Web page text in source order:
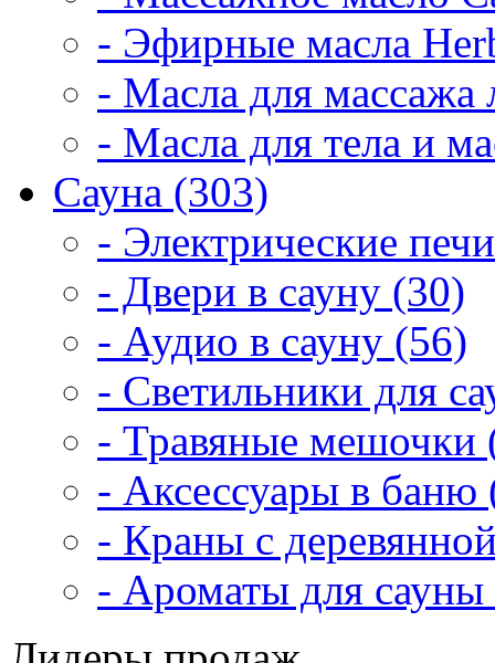
- Эфирные масла
- Масла для массажа
- Масла для тела и
Сауна (303)
- Электрические
- Двери в сауну (30)
- Аудио в сауну (56)
- Светильники для
- Травяные мешочки
- Аксессуары в баню
- Краны с
- Ароматы для